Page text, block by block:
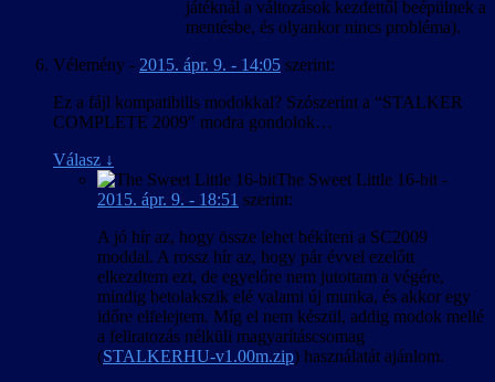
játéknál a változások kezdettől beépülnek a
mentésbe, és olyankor nincs probléma).
Vélemény - 2015. ápr. 9. - 14:05 szerint:
Ez a fájl kompatibilis modokkal? Szószerint a “STALKER
COMPLETE 2009″ modra gondolok…
Válasz ↓
The Sweet Little 16-bit -
2015. ápr. 9. - 18:51 szerint:
A jó hír az, hogy össze lehet békíteni a SC2009
moddal. A rossz hír az, hogy pár évvel ezelőtt
elkezdtem ezt, de egyelőre nem jutottam a végére,
mindig betolakszik elé valami új munka, és akkor egy
időre elfelejtem. Míg el nem készül, addig modok mellé
a feliratozás nélküli magyarításcsomag
(STALKERHU-v1.00m.zip) használatát ajánlom.